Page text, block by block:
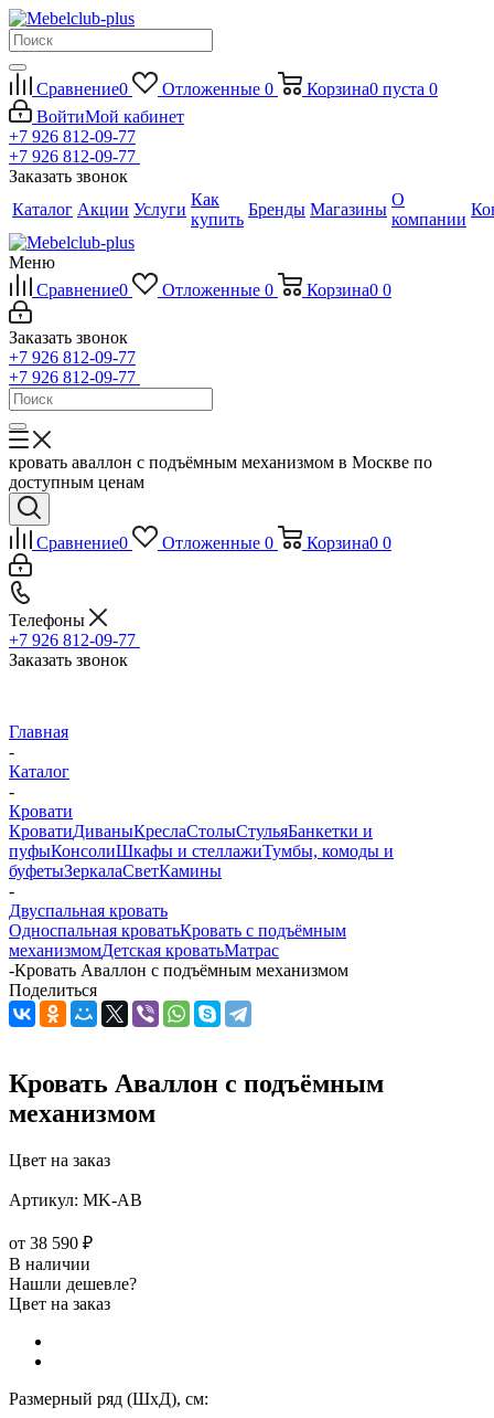
Сравнение0 Отложенные 0 Корзина0 пуста 0
ВойтиМой кабинет
+7 926 812-09-77
+7 926 812-09-77
Заказать звонок
Каталог Акции Услуги
Как
купить
Бренды Магазины
О
компании
Меню
Сравнение0 Отложенные 0 Корзина0 0
Заказать звонок
+7 926 812-09-77
+7 926 812-09-77
кровать аваллон с подъёмным механизмом в Москве по
доступным ценам
Сравнение0 Отложенные 0 Корзина0 0
Телефоны
+7 926 812-09-77
Заказать звонок
Главная
-
Каталог
-
Кровати
КроватиДиваныКреслаСтолыСтульяБанкетки и
пуфыКонсолиШкафы и стеллажиТумбы, комоды и
буфетыЗеркалаСветКамины
-
Двуспальная кровать
Односпальная кроватьКровать с подъёмным
механизмомДетская кроватьМатрас
-Кровать Аваллон с подъёмным механизмом
Поделиться
Кровать Аваллон с подъёмным
механизмом
Цвет на заказ
Артикул: MK-АВ
от 38 590 ₽
В наличии
Нашли дешевле?
Цвет на заказ
Размерный ряд (ШхД), см: